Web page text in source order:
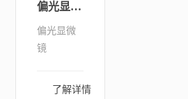
偏光显微镜
偏光显微
镜
了解详情